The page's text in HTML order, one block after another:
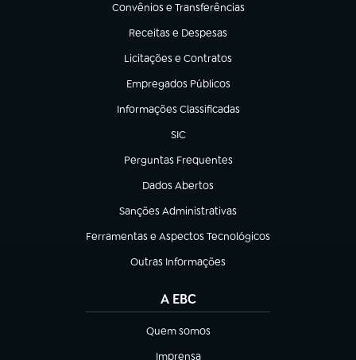
Convênios e Transferências
(abre em nova aba)
Receitas e Despesas
(abre em nova aba)
Licitações e Contratos
(abre em nova aba)
Empregados Públicos
(abre em nova aba)
Informações Classificadas
(abre em nova aba)
SIC
(abre em nova aba)
Perguntas Frequentes
(abre em nova aba)
Dados Abertos
(abre em nova aba)
Sanções Administrativas
(abre em nova aba)
Ferramentas e Aspectos Tecnológicos
(abre em nova aba)
Outras Informações
(abre em nova aba)
A EBC
Quem somos
(abre em nova aba)
Imprensa